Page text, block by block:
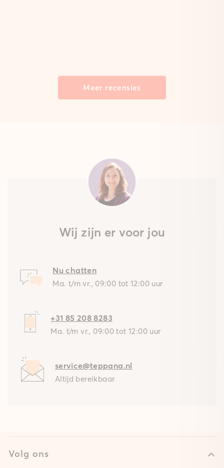
Meer recensies
Wij zijn er voor jou
Nu chatten
Ma. t/m vr., 09:00 tot 12:00 uur
+31 85 208 8283
Ma. t/m vr., 09:00 tot 12:00 uur
service@teppana.nl
Altijd bereikbaar
Volg ons